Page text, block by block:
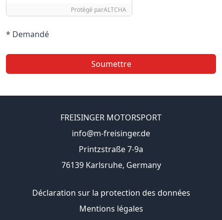
Protégé parALTCHA
* Demandé
Soumettre
FREISINGER MOTORSPORT
info@m-freisinger.de
Printzstraße 7-9a
76139 Karlsruhe, Germany
Déclaration sur la protection des données
Mentions légales